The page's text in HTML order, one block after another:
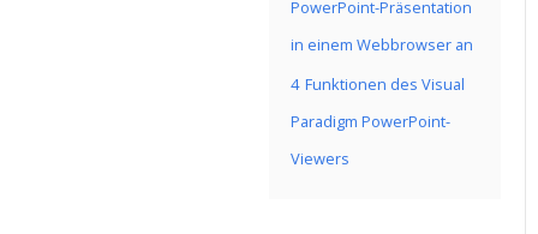
PowerPoint-Präsentation
in einem Webbrowser an
4 Funktionen des Visual
Paradigm PowerPoint-
Viewers